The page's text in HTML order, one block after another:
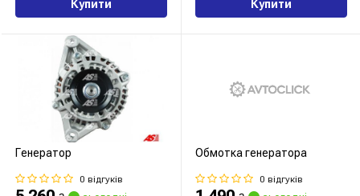
Купити Купити
Генератор
0 відгуків
Обмотка генератора
0 відгуків